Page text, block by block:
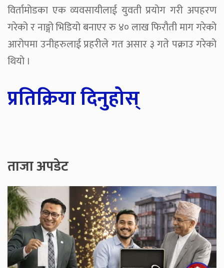
विर्तामोडका एक व्यवसायीलाई युवती प्रयोग गरी अपहरण
गरेको र नाङ्गो भिडियो बनाएर रु ४० लाख फिरौती माग गरेको
आरोपमा उनीहरुलाई प्रहरीले गत असार ३ गते पक्राउ गरेको
थियो ।
प्रतिक्रिया दिनुहोस्
ताजा अपडेट